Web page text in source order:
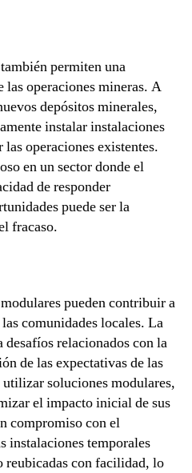
permiten una
las operaciones mineras. A
depósitos minerales,
instalar instalaciones
operaciones existentes.
en un sector donde el
de responder
puede ser la
fracaso.
pueden contribuir a
comunidades locales. La
relacionados con la
de las expectativas de las
soluciones modulares,
el impacto inicial de sus
compromiso con el
instalaciones temporales
reubicadas con facilidad, lo